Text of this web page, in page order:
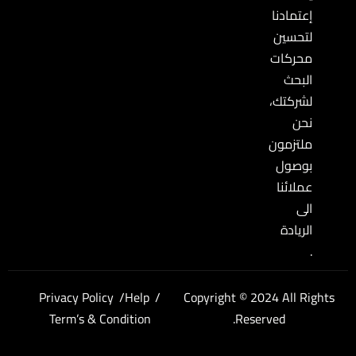
إعتمادنا
لتحسين
محركات
البحث
لشركتك،
ملتزمون
بوصول
عملائنا
الريادة
Copyright © 2024 All Rights
Reserved.
Help
Privacy Policy
Term’s & Condition